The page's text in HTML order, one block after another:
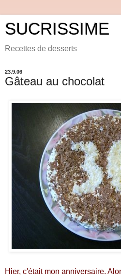
SUCRISSIME
Recettes de desserts
23.9.06
Gâteau au chocolat
Hier, c'était mon anniversaire.